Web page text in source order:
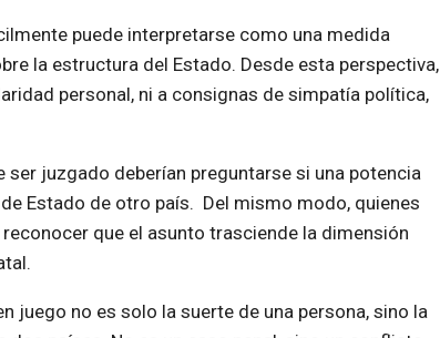
puede interpretarse como una medida
la estructura del Estado. Desde esta perspectiva,
personal, ni a consignas de simpatía política,
juzgado deberían preguntarse si una potencia
Estado de otro país. Del mismo modo, quienes
que el asunto trasciende la dimensión
juego no es solo la suerte de una persona, sino la